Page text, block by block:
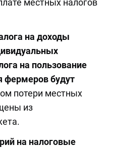
местных налогов
на доходы
на пользование
фермеров будут
потери местных
из
на налоговые